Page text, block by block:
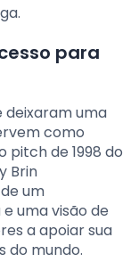
para
deixaram uma
como
pitch de 1998 do
Brin
um
uma visão de
a apoiar sua
do mundo.